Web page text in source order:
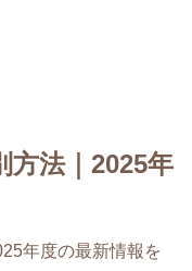
方法｜2025年
年度の最新情報を